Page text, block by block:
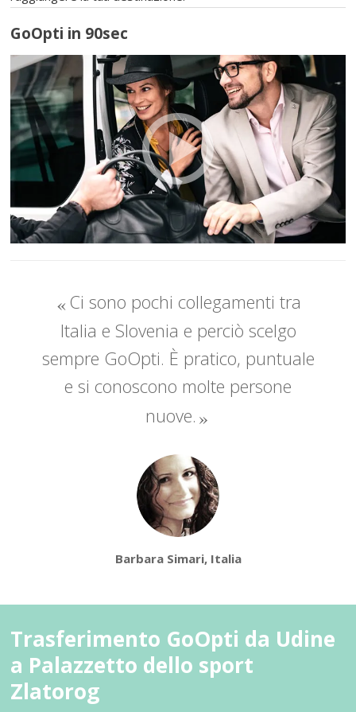
GoOpti in 90sec
Ci sono pochi collegamenti tra
Italia e Slovenia e perciò scelgo
sempre GoOpti. È pratico, puntuale
e si conoscono molte persone
nuove.
Barbara Simari, Italia
Trasferimento GoOpti da Udine
a Palazzetto dello sport
Zlatorog